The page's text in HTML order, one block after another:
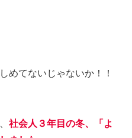
めてないじゃないか！！
社会人３年目の冬、「よ